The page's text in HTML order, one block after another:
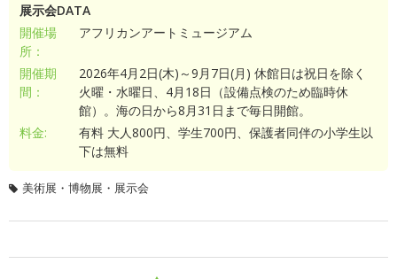
展示会DATA
開催場
所：
アフリカンアートミュージアム
開催期
間：
2026年4月2日(木)～9月7日(月) 休館日は祝日を除く
火曜・水曜日、4月18日（設備点検のため臨時休
館）。海の日から8月31日まで毎日開館。
料金:
有料 大人800円、学生700円、保護者同伴の小学生以
下は無料
美術展・博物展・展示会